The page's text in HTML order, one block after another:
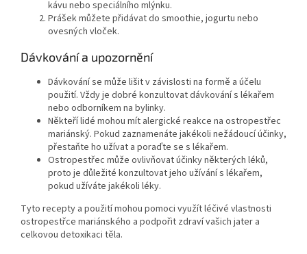
kávu nebo speciálního mlýnku.
Prášek můžete přidávat do smoothie, jogurtu nebo
ovesných vloček.
Dávkování a upozornění
Dávkování se může lišit v závislosti na formě a účelu
použití. Vždy je dobré konzultovat dávkování s lékařem
nebo odborníkem na bylinky.
Někteří lidé mohou mít alergické reakce na ostropestřec
mariánský. Pokud zaznamenáte jakékoli nežádoucí účinky,
přestaňte ho užívat a poraďte se s lékařem.
Ostropestřec může ovlivňovat účinky některých léků,
proto je důležité konzultovat jeho užívání s lékařem,
pokud užíváte jakékoli léky.
Tyto recepty a použití mohou pomoci využít léčivé vlastnosti
ostropestřce mariánského a podpořit zdraví vašich jater a
celkovou detoxikaci těla.